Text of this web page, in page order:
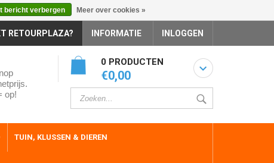
RETOURPLAZA? INFORMATIE INLOGGEN
op!
0 PRODUCTEN
€0,00
TUIN, KLUSSEN & DIEREN
bericht verbergen Meer over cookies »